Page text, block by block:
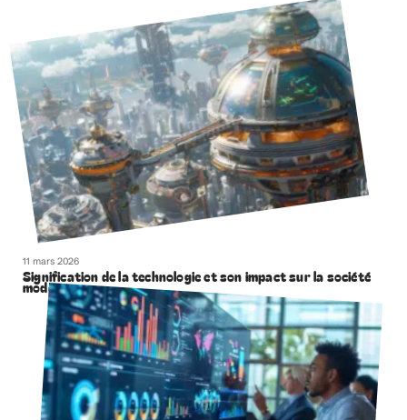
11 mars 2026
Signification de la technologie et son impact sur la société
moderne